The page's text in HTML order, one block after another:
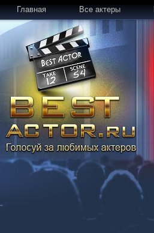
Главная Все актеры